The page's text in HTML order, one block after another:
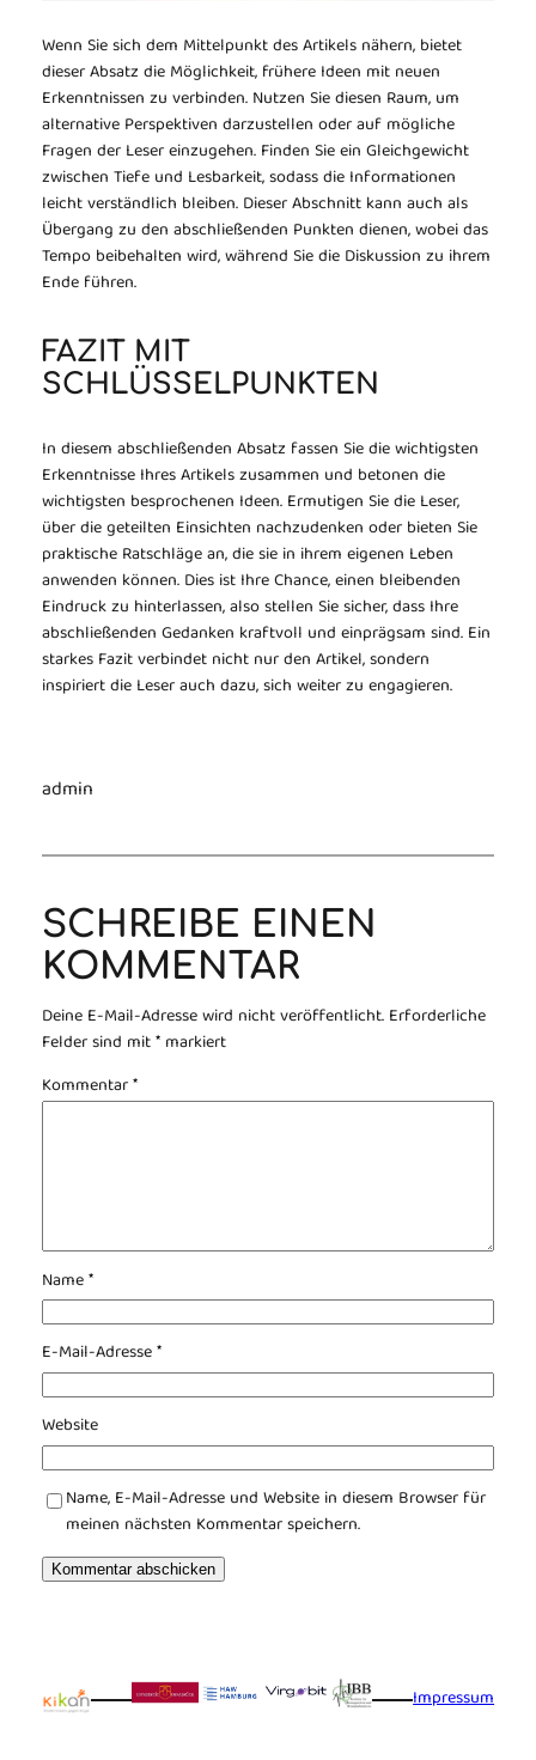
Wenn Sie sich dem Mittelpunkt des Artikels nähern, bietet
dieser Absatz die Möglichkeit, frühere Ideen mit neuen
Erkenntnissen zu verbinden. Nutzen Sie diesen Raum, um
alternative Perspektiven darzustellen oder auf mögliche
Fragen der Leser einzugehen. Finden Sie ein Gleichgewicht
zwischen Tiefe und Lesbarkeit, sodass die Informationen
leicht verständlich bleiben. Dieser Abschnitt kann auch als
Übergang zu den abschließenden Punkten dienen, wobei das
Tempo beibehalten wird, während Sie die Diskussion zu ihrem
Ende führen.
FAZIT MIT
SCHLÜSSELPUNKTEN
In diesem abschließenden Absatz fassen Sie die wichtigsten
Erkenntnisse Ihres Artikels zusammen und betonen die
wichtigsten besprochenen Ideen. Ermutigen Sie die Leser,
über die geteilten Einsichten nachzudenken oder bieten Sie
praktische Ratschläge an, die sie in ihrem eigenen Leben
anwenden können. Dies ist Ihre Chance, einen bleibenden
Eindruck zu hinterlassen, also stellen Sie sicher, dass Ihre
abschließenden Gedanken kraftvoll und einprägsam sind. Ein
starkes Fazit verbindet nicht nur den Artikel, sondern
inspiriert die Leser auch dazu, sich weiter zu engagieren.
admin
SCHREIBE EINEN
KOMMENTAR
Deine E-Mail-Adresse wird nicht veröffentlicht. Erforderliche
Felder sind mit*markiert
Kommentar*
Name*
E-Mail-Adresse*
Website
Name, E-Mail-Adresse und Website in diesem Browser für
meinen nächsten Kommentar speichern.
Impressum